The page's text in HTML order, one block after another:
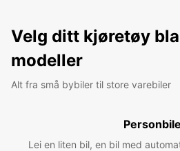
Velg ditt kjøretøy
modeller
Alt fra små bybiler til store varebiler
Lei en liten bil, en bil med